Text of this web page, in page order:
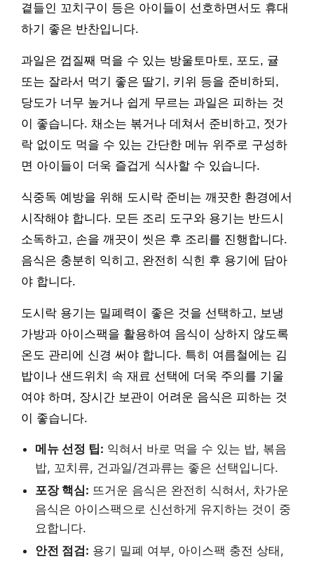
곁들인 꼬치구이 등은 아이들이 선호하면서도 휴대
하기 좋은 반찬입니다.
과일은 껍질째 먹을 수 있는 방울토마토, 포도, 귤
또는 잘라서 먹기 좋은 딸기, 키위 등을 준비하되,
당도가 너무 높거나 쉽게 무르는 과일은 피하는 것
이 좋습니다. 채소는 볶거나 데쳐서 준비하고, 젓가
락 없이도 먹을 수 있는 간단한 메뉴 위주로 구성하
면 아이들이 더욱 즐겁게 식사할 수 있습니다.
식중독 예방을 위해 도시락 준비는 깨끗한 환경에서
시작해야 합니다. 모든 조리 도구와 용기는 반드시
소독하고, 손을 깨끗이 씻은 후 조리를 진행합니다.
음식은 충분히 익히고, 완전히 식힌 후 용기에 담아
야 합니다.
도시락 용기는 밀폐력이 좋은 것을 선택하고, 보냉
가방과 아이스팩을 활용하여 음식이 상하지 않도록
온도 관리에 신경 써야 합니다. 특히 여름철에는 김
밥이나 샌드위치 속 재료 선택에 더욱 주의를 기울
여야 하며, 장시간 보관이 어려운 음식은 피하는 것
이 좋습니다.
메뉴 선정 팁: 익혀서 바로 먹을 수 있는 밥, 볶음
밥, 꼬치류, 건과일/견과류는 좋은 선택입니다.
포장 핵심: 뜨거운 음식은 완전히 식혀서, 차가운
음식은 아이스팩으로 신선하게 유지하는 것이 중
요합니다.
안전 점검: 용기 밀폐 여부, 아이스팩 충전 상태,